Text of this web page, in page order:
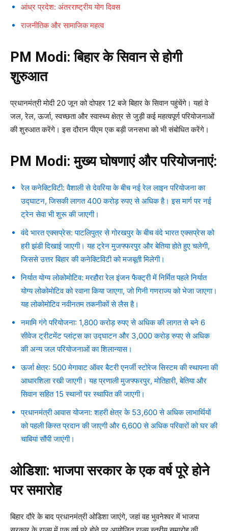
आंध्र प्रदेश: अंतरराष्ट्रीय योग दिवस
राजनीतिक और सामाजिक महत्व
PM Modi: बिहार के सिवान से होगी
शुरुआत
प्रधानमंत्री मोदी 20 जून को दोपहर 12 बजे बिहार के सिवान पहुंचेंगे। यहां वे
जल, रेल, ऊर्जा, स्वच्छता और स्वास्थ्य क्षेत्र से जुड़ी कई महत्वपूर्ण परियोजनाओं
की शुरुआत करेंगे। इस दौरान पीएम एक बड़ी जनसभा को भी संबोधित करेंगे।
PM Modi: मुख्य घोषणाएं और परियोजनाएं:
रेल कनेक्टिविटी: वैशाली से देवरिया के बीच नई रेल लाइन परियोजना का
उद्घाटन, जिसकी लागत 400 करोड़ रुपए से अधिक है। इस मार्ग पर नई
ट्रेन सेवा भी शुरू की जाएगी।
वंदे भारत एक्सप्रेस: पाटलिपुत्र से गोरखपुर के बीच वंदे भारत एक्सप्रेस को
हरी झंडी दिखाई जाएगी। यह ट्रेन मुजफ्फरपुर और बेतिया होते हुए चलेगी,
जिससे उत्तर बिहार की कनेक्टिविटी को मजबूती मिलेगी।
निर्यात योग्य लोकोमोटिव: मरहौरा रेल इंजन फैक्ट्री में निर्मित पहले निर्यात
योग्य लोकोमोटिव को रवाना किया जाएगा, जो गिनी गणराज्य को भेजा जाएगा।
यह लोकोमोटिव नवीनतम तकनीकों से लैस है।
नमामि गंगे परियोजना: 1,800 करोड़ रुपए से अधिक की लागत से बने 6
सीवेज ट्रीटमेंट प्लांट्स का उद्घाटन और 3,000 करोड़ रुपए से अधिक
की अन्य जल परियोजनाओं का शिलान्यास।
ऊर्जा क्षेत्र: 500 मेगावाट ऑवर बैटरी एनर्जी स्टोरेज सिस्टम की स्थापना की
आधारशिला रखी जाएगी। यह प्रणाली मुजफ्फरपुर, मोतिहारी, बेतिया और
सिवान सहित 15 स्थानों पर स्थापित की जाएगी।
प्रधानमंत्री आवास योजना: शहरी क्षेत्र के 53,600 से अधिक लाभार्थियों
को पहली किस्त प्रदान की जाएगी और 6,600 से अधिक परिवारों को घर की
चाबियां सौंपी जाएंगी।
ओडिशा: भाजपा सरकार के एक वर्ष पूरे होने
पर समारोह
बिहार दौरे के बाद प्रधानमंत्री ओडिशा जाएंगे, जहां वह भुवनेश्वर में भाजपा